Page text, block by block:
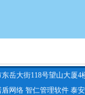
大街118号望山大厦4
盾网络 智仁管理软件 泰